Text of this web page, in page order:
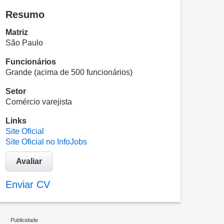
Resumo
Matriz
São Paulo
Funcionários
Grande (acima de 500 funcionários)
Setor
Comércio varejista
Links
Site Oficial
Site Oficial no InfoJobs
Avaliar
Enviar CV